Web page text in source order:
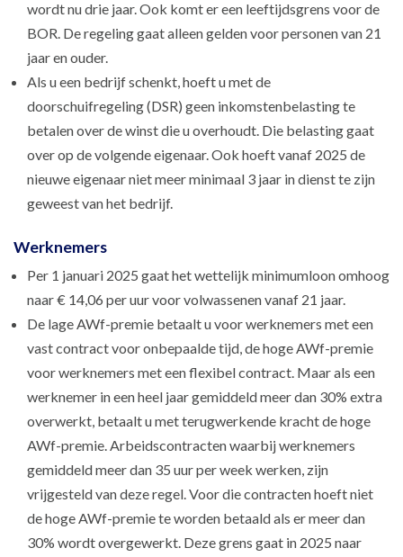
wordt nu drie jaar. Ook komt er een leeftijdsgrens voor de
BOR. De regeling gaat alleen gelden voor personen van 21
jaar en ouder.
Als u een bedrijf schenkt, hoeft u met de
doorschuifregeling (DSR) geen inkomstenbelasting te
betalen over de winst die u overhoudt. Die belasting gaat
over op de volgende eigenaar. Ook hoeft vanaf 2025 de
nieuwe eigenaar niet meer minimaal 3 jaar in dienst te zijn
geweest van het bedrijf.
Werknemers
Per 1 januari 2025 gaat het wettelijk minimumloon omhoog
naar € 14,06 per uur voor volwassenen vanaf 21 jaar.
De lage AWf-premie betaalt u voor werknemers met een
vast contract voor onbepaalde tijd, de hoge AWf-premie
voor werknemers met een flexibel contract. Maar als een
werknemer in een heel jaar gemiddeld meer dan 30% extra
overwerkt, betaalt u met terugwerkende kracht de hoge
AWf-premie. Arbeidscontracten waarbij werknemers
gemiddeld meer dan 35 uur per week werken, zijn
vrijgesteld van deze regel. Voor die contracten hoeft niet
de hoge AWf-premie te worden betaald als er meer dan
30% wordt overgewerkt. Deze grens gaat in 2025 naar